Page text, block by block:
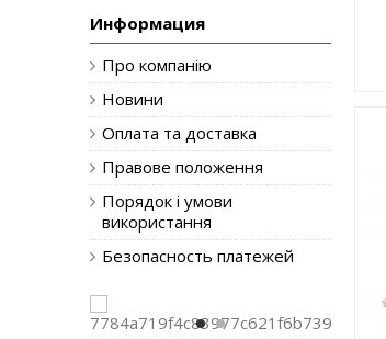
Информация
Про компанію
Новини
Оплата та доставка
Правове положення
Порядок і умови
використання
Безопасность платежей